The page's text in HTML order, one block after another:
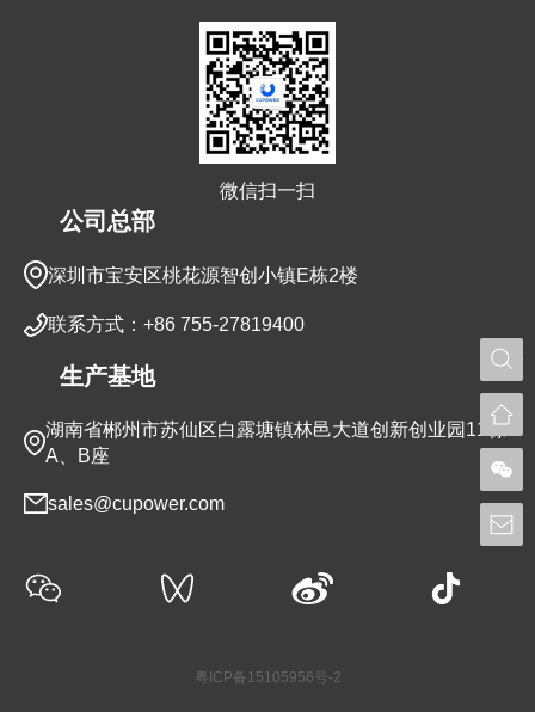
微信扫一扫
公司总部
深圳市宝安区桃花源智创小镇E栋2楼
联系方式：+86 755-27819400
生产基地
湖南省郴州市苏仙区白露塘镇林邑大道创新创业园11栋
A、B座
sales@cupower.com
粤ICP备15105956号-2